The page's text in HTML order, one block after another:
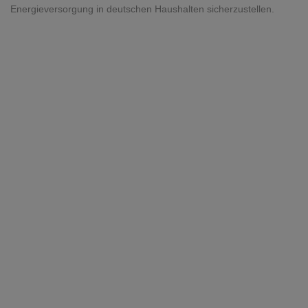
Energieversorgung in deutschen Haushalten sicherzustellen.